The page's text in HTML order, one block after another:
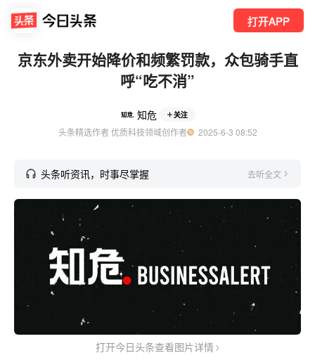
打开APP
京东外卖开始降价和频繁罚款，众包骑手直
呼“吃不消”
知危 关注
头条精选作者 优质科技领域创作者
  2025-6-3 08:52
头条听资讯，时事尽掌握 去听全文
打开今日头条查看图片详情